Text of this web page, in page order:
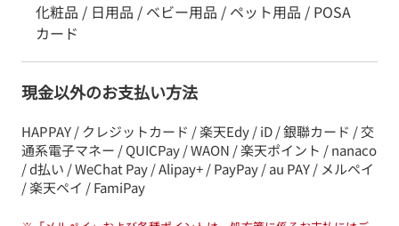
化粧品 / 日用品 / ベビー用品 / ペット用品 / POSA
カード
現金以外のお支払い方法
HAPPAY / クレジットカード / 楽天Edy / iD / 銀聯カード / 交
通系電子マネー / QUICPay / WAON / 楽天ポイント / nanaco
/ d払い / WeChat Pay / Alipay+ / PayPay / au PAY / メルペイ
/ 楽天ペイ / FamiPay